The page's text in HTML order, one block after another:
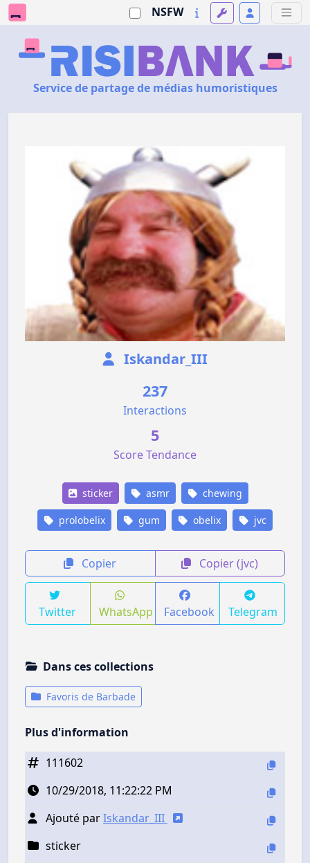
NSFW
Service de partage de médias humoristiques
Iskandar_III
237
Interactions
5
Score Tendance
sticker asmr chewing
prolobelix gum obelix jvc
Copier Copier (jvc)
Twitter WhatsApp Facebook Telegram
Dans ces collections
Favoris de Barbade
Plus d'information
111602
10/29/2018, 11:22:22 PM
Ajouté parIskandar_III
sticker